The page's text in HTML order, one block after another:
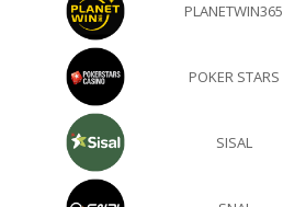
PLANETWIN365
POKER STARS
SISAL